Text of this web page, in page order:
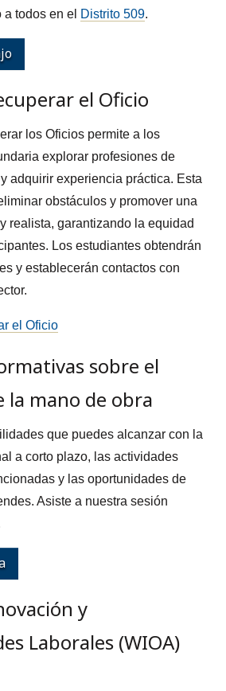
todos en el Distrito 509.
el Oficio
los Oficios permite a los
explorar profesiones de
adquirir experiencia práctica. Esta
obstáculos y promover una
realista, garantizando la equidad
Los estudiantes obtendrán
y establecerán contactos con
el Oficio
sobre el
la mano de obra
que puedes alcanzar con la
a corto plazo, las actividades
y las oportunidades de
Asiste a nuestra sesión
y
Laborales (WIOA)